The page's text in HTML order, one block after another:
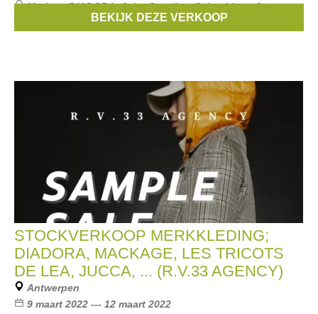
Merken:DIADORA,John Smedley,Schneiders,Jucca,
BEKIJK DEZE VERKOOP
STOCKVERKOOP MERKKLEDING;
DIADORA, MACKAGE, LES TRICOTS
DE LEA, JUCCA, ... (R.V.33 AGENCY)
Antwerpen
9 maart 2022 --- 12 maart 2022